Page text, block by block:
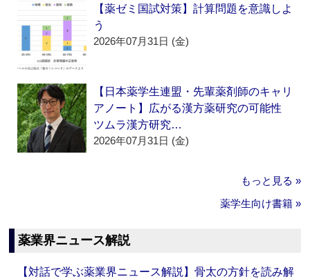
【薬ゼミ国試対策】計算問題を意識しよ
う
2026年07月31日 (金)
【日本薬学生連盟・先輩薬剤師のキャリ
アノート】広がる漢方薬研究の可能性
ツムラ漢方研究…
2026年07月31日 (金)
もっと見る »
薬学生向け書籍 »
薬業界ニュース解説
【対話で学ぶ薬業界ニュース解説】骨太の方針を読み解